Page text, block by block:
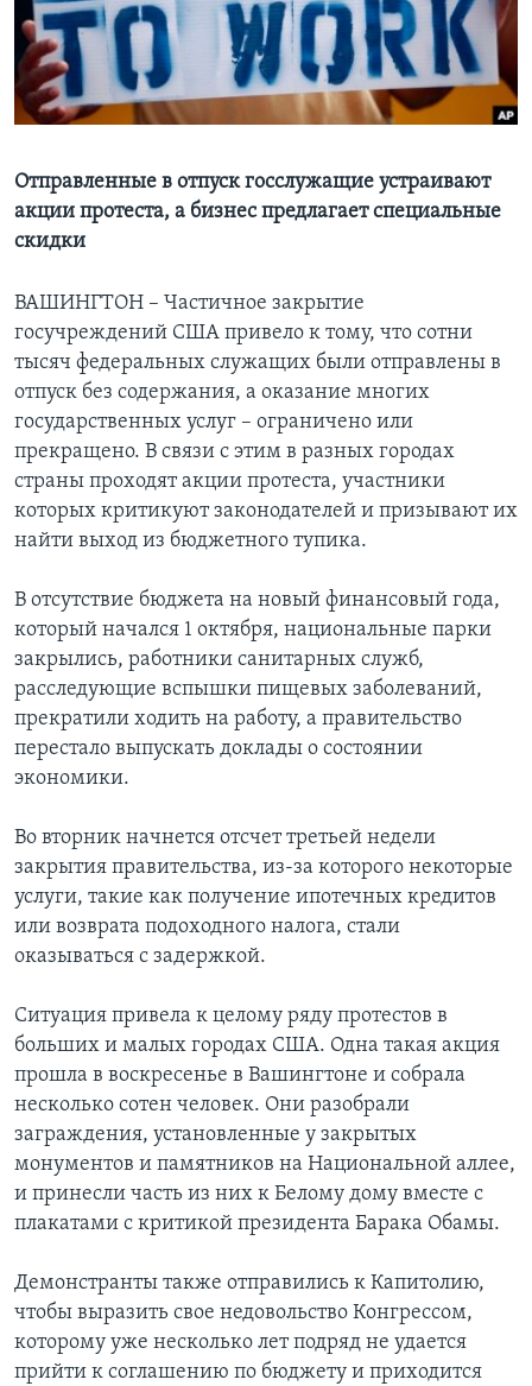
Learning English
СОЦИАЛЬНЫЕ СЕТИ
Языки
Отправленные в отпуск госслужащие устраивают
акции протеста, а бизнес предлагает специальные
скидки
ВАШИНГТОН – Частичное закрытие
госучреждений США привело к тому, что сотни
тысяч федеральных служащих были отправлены в
отпуск без содержания, а оказание многих
государственных услуг – ограничено или
прекращено. В связи с этим в разных городах
страны проходят акции протеста, участники
которых критикуют законодателей и призывают их
найти выход из бюджетного тупика.
В отсутствие бюджета на новый финансовый года,
который начался 1 октября, национальные парки
закрылись, работники санитарных служб,
расследующие вспышки пищевых заболеваний,
прекратили ходить на работу, а правительство
перестало выпускать доклады о состоянии
экономики.
Во вторник начнется отсчет третьей недели
закрытия правительства, из-за которого некоторые
услуги, такие как получение ипотечных кредитов
или возврата подоходного налога, стали
оказываться с задержкой.
Ситуация привела к целому ряду протестов в
больших и малых городах США. Одна такая акция
прошла в воскресенье в Вашингтоне и собрала
несколько сотен человек. Они разобрали
заграждения, установленные у закрытых
монументов и памятников на Национальной аллее,
и принесли часть из них к Белому дому вместе с
плакатами с критикой президента Барака Обамы.
Демонстранты также отправились к Капитолию,
чтобы выразить свое недовольство Конгрессом,
которому уже несколько лет подряд не удается
прийти к соглашению по бюджету и приходится